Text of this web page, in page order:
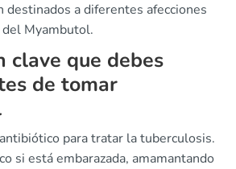
destinados a diferentes afecciones
Myambutol.
clave que debes
de tomar
para tratar la tuberculosis.
si está embarazada, amamantando